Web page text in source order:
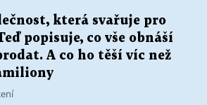
která svařuje pro
popisuje, co vše obnáší
A co ho těší víc než